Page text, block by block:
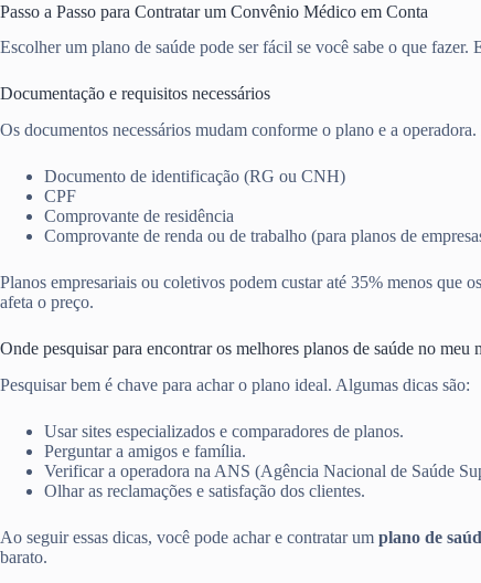
Passo a Passo para Contratar um Convênio Médico em Conta
Escolher um plano de saúde pode ser fácil se você sabe o que
Documentação e requisitos necessários
Os documentos necessários mudam conforme o plano e a
Documento de identificação (RG ou CNH)
CPF
Comprovante de residência
Comprovante de renda ou de trabalho (para planos de
Planos empresariais ou coletivos podem custar até 35% menos que
afeta o preço.
Onde pesquisar para encontrar os melhores planos de saúde no meu
Pesquisar bem é chave para achar o plano ideal. Algumas dicas são:
Usar sites especializados e comparadores de planos.
Perguntar a amigos e família.
Verificar a operadora na ANS (Agência Nacional de Saúde
Olhar as reclamações e satisfação dos clientes.
Ao seguir essas dicas, você pode achar e contratar um plano de
barato.